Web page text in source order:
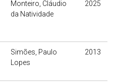
Monteiro, Cláudio
da Natividade
2025
Simões, Paulo
Lopes
2013